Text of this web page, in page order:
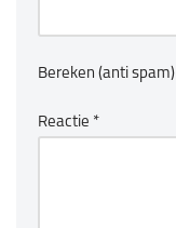
Bereken (anti spam)
Reactie *